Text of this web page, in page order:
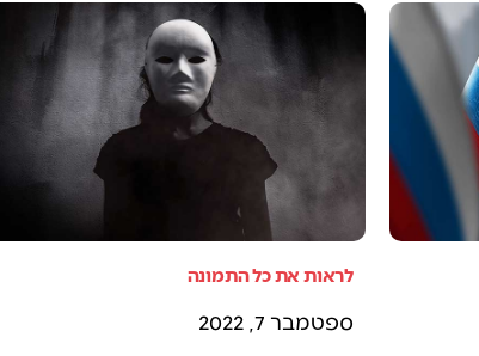
לראות את כל התמונה
ספטמבר 7, 2022